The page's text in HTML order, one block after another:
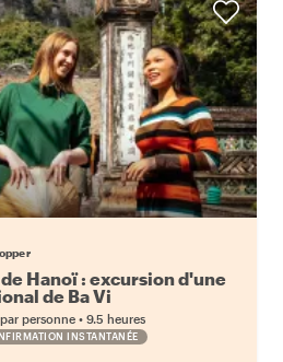
Hanoï : excursion d'une
de Ba Vi
par personne • 9.5 heures
INSTANTANÉE